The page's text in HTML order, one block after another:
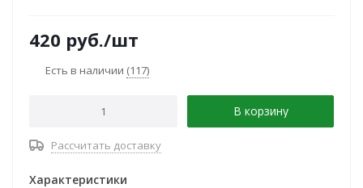
420 руб./шт
Есть в наличии (117)
В корзину
Рассчитать доставку
Характеристики